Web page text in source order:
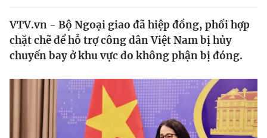
Thế giới
Tin tức
Câu chuyện quốc tế
Kinh tế
Tài chính
Thị trường
Góc doanh nghiệp
Dữ liệu và đời sống
Truyền hình
VTV.vn - Bộ Ngoại giao đã hiệp đồng, phối hợp
chặt chẽ để hỗ trợ công dân Việt Nam bị hủy
chuyến bay ở khu vực do không phận bị đóng.